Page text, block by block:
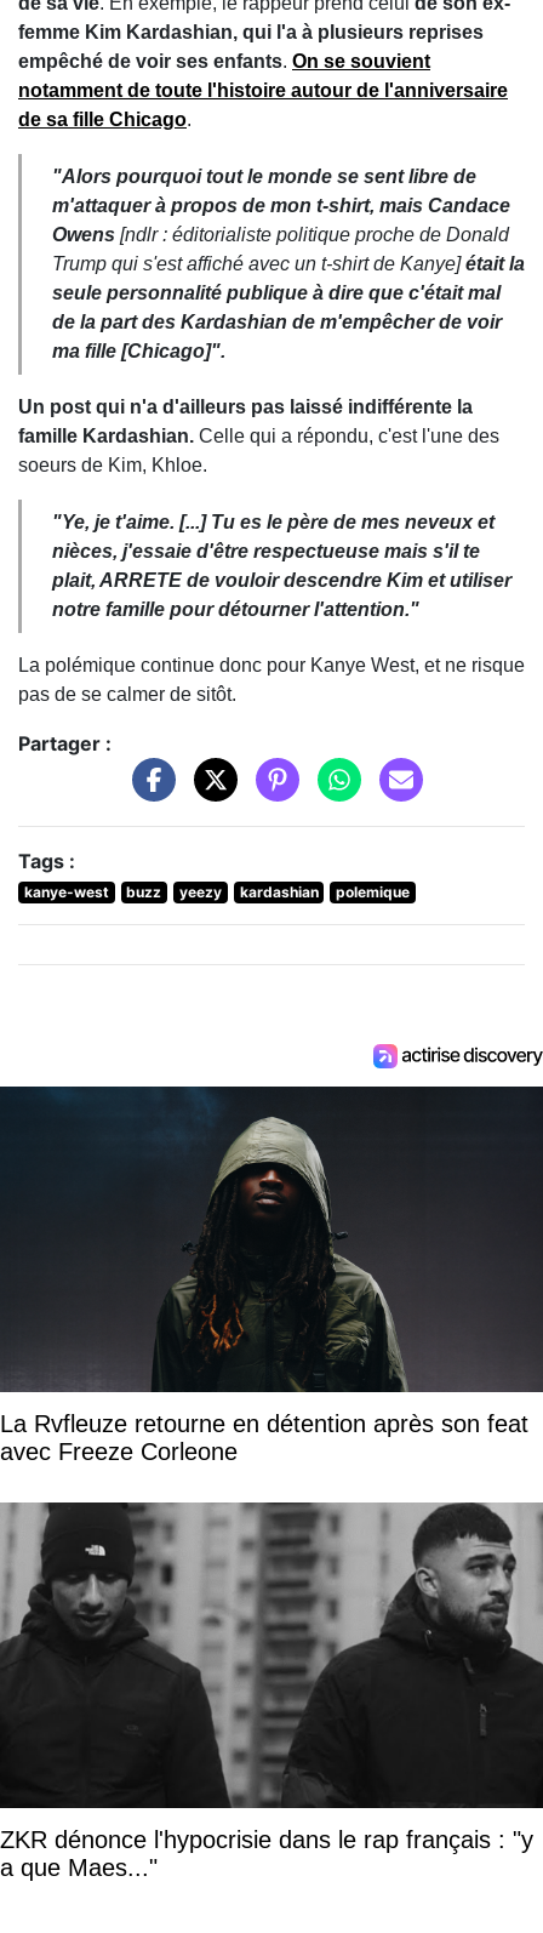
femme Kim Kardashian, qui l'a à plusieurs reprises
empêché de voir ses enfants. On se souvient
notamment de toute l'histoire autour de l'anniversaire
de sa fille Chicago.
"Alors pourquoi tout le monde se sent libre de
m'attaquer à propos de mon t-shirt, mais Candace
Owens [ndlr : éditorialiste politique proche de Donald
Trump qui s'est affiché avec un t-shirt de Kanye]était la
seule personnalité publique à dire que c'était mal
de la part des Kardashian de m'empêcher de voir
ma fille [Chicago]".
Un post qui n'a d'ailleurs pas laissé indifférente la
famille Kardashian. Celle qui a répondu, c'est l'une des
soeurs de Kim, Khloe.
"Ye, je t'aime. [...] Tu es le père de mes neveux et
nièces, j'essaie d'être respectueuse mais s'il te
plait, ARRETE de vouloir descendre Kim et utiliser
notre famille pour détourner l'attention."
La polémique continue donc pour Kanye West, et ne risque
pas de se calmer de sitôt.
Partager :
Tags :
kanye-west buzz yeezy kardashian polemique
La Rvfleuze retourne en détention après son feat
avec Freeze Corleone
ZKR dénonce l'hypocrisie dans le rap français : "y
a que Maes..."